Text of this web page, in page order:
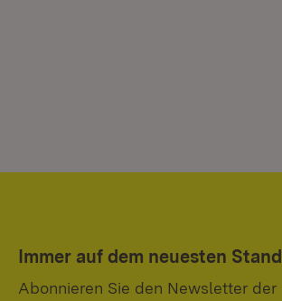
Immer auf dem neuesten Stand
Abonnieren Sie den Newsletter der